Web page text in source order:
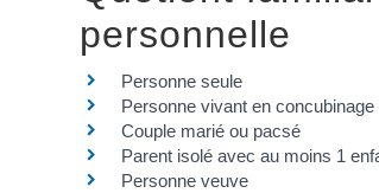
personnelle
Personne seule
Personne vivant en concubinage
Couple marié ou pacsé
Parent isolé avec au moins 1
Personne veuve